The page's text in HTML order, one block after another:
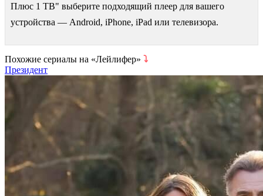
Плюс 1 ТВ" выберите подходящий плеер для вашего
устройства — Android, iPhone, iPad или телевизора.
Похожие сериалы на «Лейлифер» ⤵
Президент